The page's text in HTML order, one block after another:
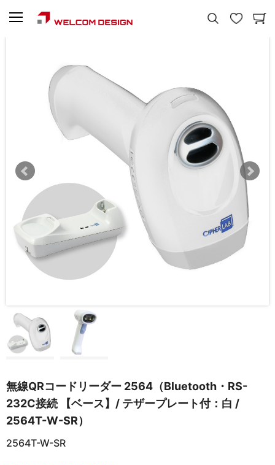
無線QRコードリーダー 2564（Bluetooth・RS-
232C接続 【ベース】/ テザープレート付：白 /
2564T-W-SR）
2564T-W-SR